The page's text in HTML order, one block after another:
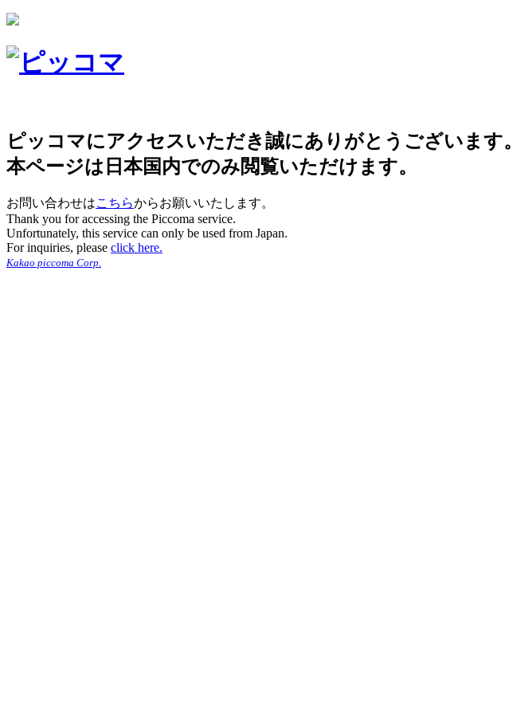
ピッコマにアクセスいただき誠にありがとうございます。
本ページは日本国内でのみ閲覧いただけます。
お問い合わせはこちらからお願いいたします。
Thank you for accessing the Piccoma service.
Unfortunately, this service can only be used from Japan.
For inquiries, please click here.
Kakao piccoma Corp.